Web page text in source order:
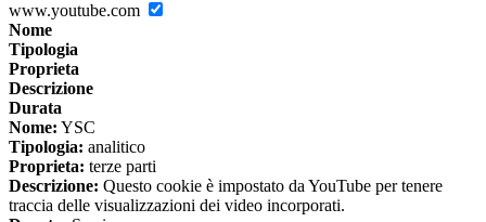
www.youtube.com
Nome
Tipologia
Proprieta
Descrizione
Durata
Nome: YSC
Tipologia: analitico
Proprieta: terze parti
Descrizione: Questo cookie è impostato da YouTube per tenere
traccia delle visualizzazioni dei video incorporati.